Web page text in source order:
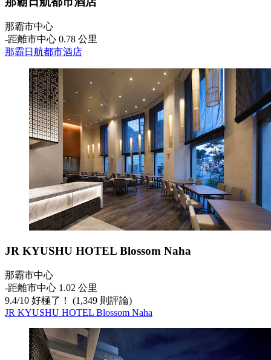
那霸市中心
‐距離市中心 0.78 公里
那霸日航都市酒店
JR KYUSHU HOTEL Blossom Naha
那霸市中心
‐距離市中心 1.02 公里
9.4/10 好極了！ (1,349 則評論)
JR KYUSHU HOTEL Blossom Naha